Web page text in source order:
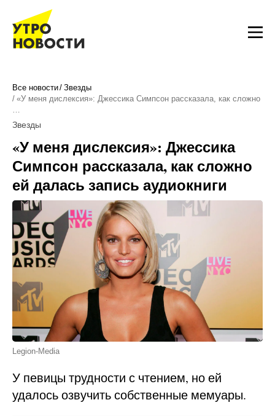
Все новости Звезды
«У меня дислексия»: Джессика Симпсон рассказала, как сложно
…
Звезды
«У меня дислексия»: Джессика
Симпсон рассказала, как сложно
ей далась запись аудиокниги
Legion-Media
У певицы трудности с чтением, но ей
удалось озвучить собственные мемуары.